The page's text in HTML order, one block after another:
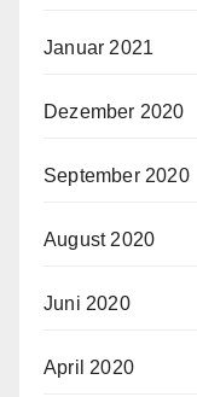
Januar 2021
Dezember 2020
September 2020
August 2020
Juni 2020
April 2020